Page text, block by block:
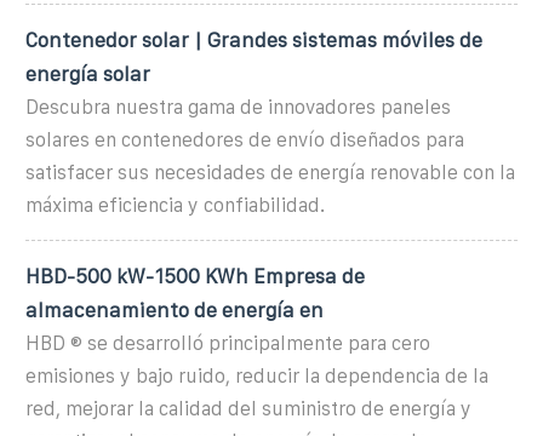
Contenedor solar | Grandes sistemas móviles de
energía solar
Descubra nuestra gama de innovadores paneles
solares en contenedores de envío diseñados para
satisfacer sus necesidades de energía renovable con la
máxima eficiencia y confiabilidad.
HBD-500 kW-1500 KWh Empresa de
almacenamiento de energía en
HBD ® se desarrolló principalmente para cero
emisiones y bajo ruido, reducir la dependencia de la
red, mejorar la calidad del suministro de energía y